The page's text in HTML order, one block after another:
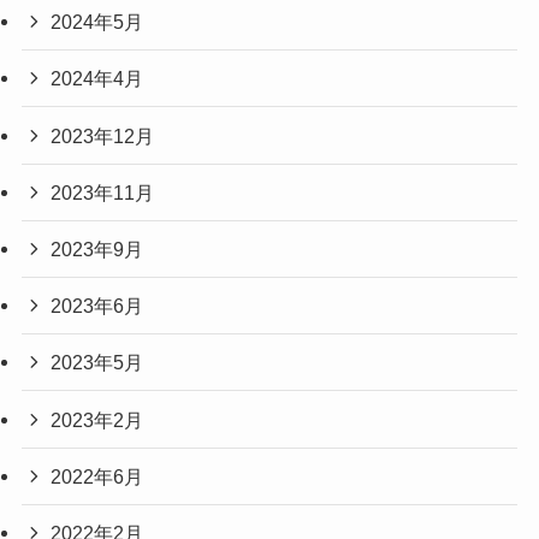
2024年5月
2024年4月
2023年12月
2023年11月
2023年9月
2023年6月
2023年5月
2023年2月
2022年6月
2022年2月